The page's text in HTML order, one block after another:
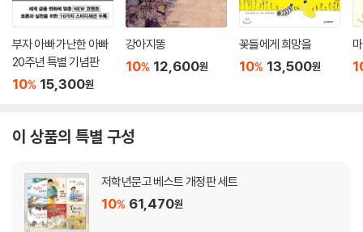
부자 아빠 가난한 아빠
20주년 특별 기념판
10% 15,300원
강아지똥
10% 12,600원
꽃들에게 희망을
10% 13,500원
이 상품의 특별 구성
저학년문고 베스트 개정판 세트
10% 61,470원